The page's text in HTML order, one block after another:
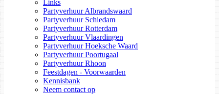
Links
Partyverhuur Albrandswaard
Partyverhuur Schiedam
Partyverhuur Rotterdam
Partyverhuur Vlaardingen
Partyverhuur Hoeksche Waard
Partyverhuur Poortugaal
Partyverhuur Rhoon
Feestdagen - Voorwaarden
Kennisbank
Neem contact op